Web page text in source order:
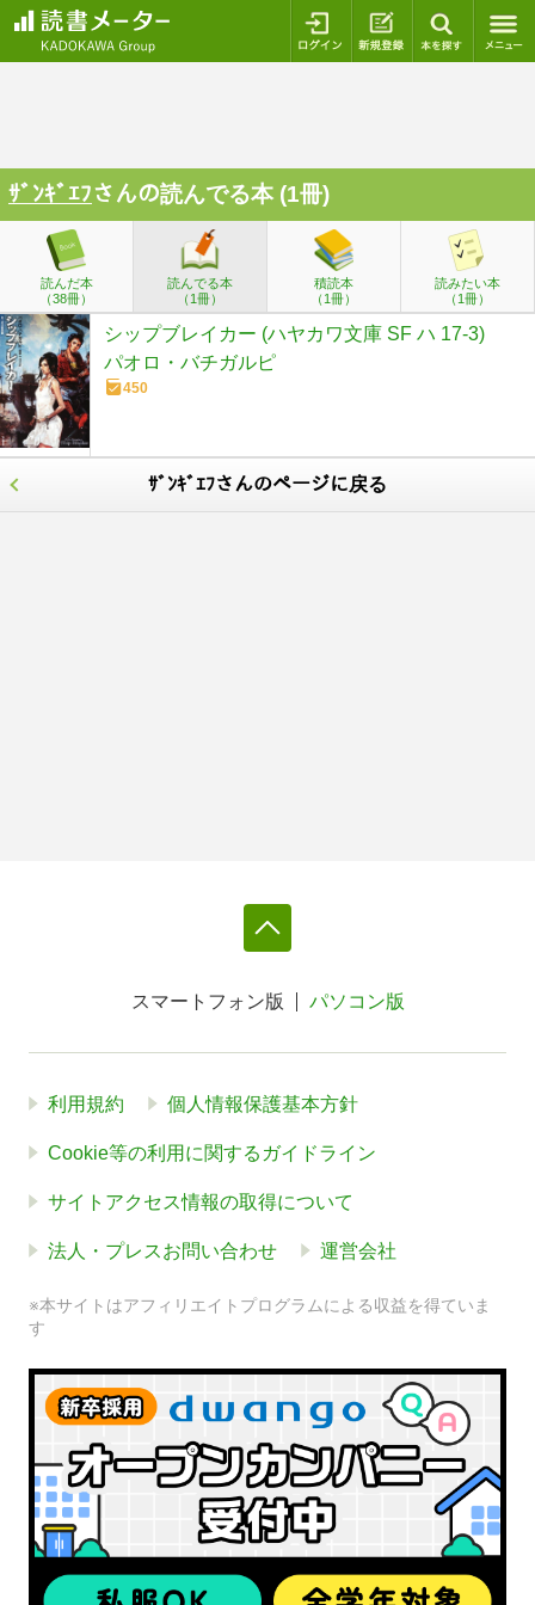
ログイン 新規登録
ｻﾞﾝｷﾞｴﾌさんの読んでる本 (1冊)
読んだ本
（38冊）
読んでる本
（1冊）
積読本
（1冊）
読みたい本
（1冊）
シップブレイカー (ハヤカワ文庫 SF ハ 17-3)
パオロ・バチガルピ
450
ｻﾞﾝｷﾞｴﾌさんのページに戻る
スマートフォン版 パソコン版
利用規約 個人情報保護基本方針
Cookie等の利用に関するガイドライン
サイトアクセス情報の取得について
法人・プレスお問い合わせ 運営会社
※本サイトはアフィリエイトプログラムによる収益を得ていま
す